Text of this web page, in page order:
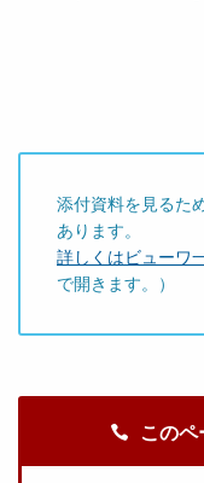
添付資料を見るた
あります。
詳しくはビューワ
で開きます。）
このペ